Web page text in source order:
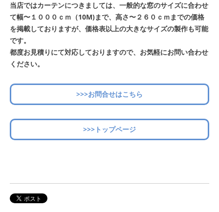
当店ではカーテンにつきましては、一般的な窓のサイズに合わせ
て幅〜１０００ｃｍ（10M)まで、高さ〜２６０ｃｍまでの価格
を掲載しておりますが、価格表以上の大きなサイズの製作も可能
です。
都度お見積りにて対応しておりますので、お気軽にお問い合わせ
ください。
>>>お問合せはこちら
>>>トップページ